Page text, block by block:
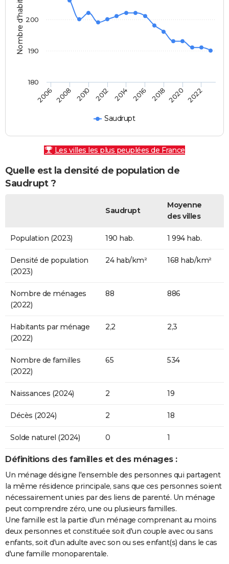
Nombre d'habitants
Saudrupt
2006 2008 2010 2012 2014 2016 2018 2020 2022
180
190
200
Les villes les plus peuplées de France
Quelle est la densité de population de
Saudrupt ?
Saudrupt
Moyenne
des villes
Population (2023) 190 hab. 1 994 hab.
Densité de population
(2023)
24 hab/km² 168 hab/km²
Nombre de ménages
(2022)
88 886
Habitants par ménage
(2022)
2,2 2,3
Nombre de familles
(2022)
65 534
Naissances (2024) 2 19
Décès (2024) 2 18
Solde naturel (2024) 0 1
Définitions des familles et des ménages :
Un ménage désigne l'ensemble des personnes qui partagent
la même résidence principale, sans que ces personnes soient
nécessairement unies par des liens de parenté. Un ménage
peut comprendre zéro, une ou plusieurs familles.
Une famille est la partie d'un ménage comprenant au moins
deux personnes et constituée soit d'un couple avec ou sans
enfants, soit d'un adulte avec son ou ses enfant(s) dans le cas
d'une famille monoparentale.